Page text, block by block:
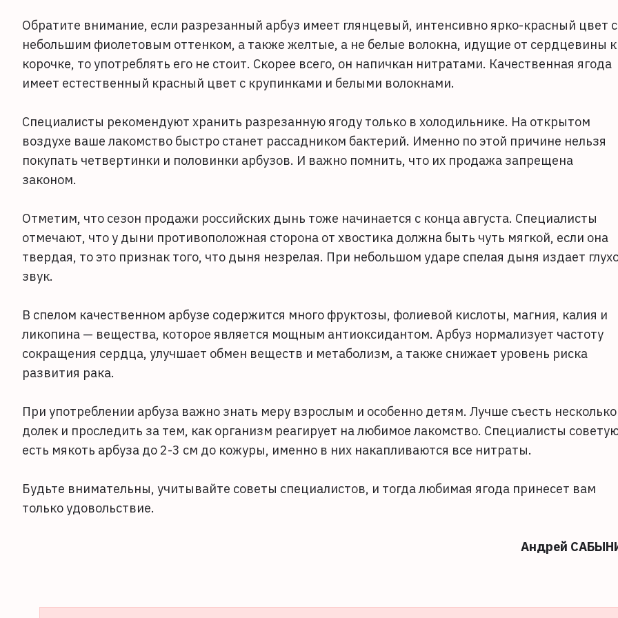
Обратите внимание, если разрезанный арбуз имеет глянцевый, интенсивно ярко-красный цвет с
небольшим фиолетовым оттенком, а также желтые, а не белые волокна, идущие от сердцевины к
корочке, то употреблять его не стоит. Скорее всего, он напичкан нитратами. Качественная ягода
имеет естественный красный цвет с крупинками и белыми волокнами.
Специалисты рекомендуют хранить разрезанную ягоду только в холодильнике. На открытом
воздухе ваше лакомство быстро станет рассадником бактерий. Именно по этой причине нельзя
покупать четвертинки и половинки арбузов. И важно помнить, что их продажа запрещена
законом.
Отметим, что сезон продажи российских дынь тоже начинается с конца августа. Специалисты
отмечают, что у дыни противоположная сторона от хвостика должна быть чуть мягкой, если она
твердая, то это признак того, что дыня незрелая. При небольшом ударе спелая дыня издает
звук.
В спелом качественном арбузе содержится много фруктозы, фолиевой кислоты, магния, калия и
ликопина — вещества, которое является мощным антиоксидантом. Арбуз нормализует частоту
сокращения сердца, улучшает обмен веществ и метаболизм, а также снижает уровень риска
развития рака.
При употреблении арбуза важно знать меру взрослым и особенно детям. Лучше съесть несколько
долек и проследить за тем, как организм реагирует на любимое лакомство. Специалисты
есть мякоть арбуза до 2-3 см до кожуры, именно в них накапливаются все нитраты.
Будьте внимательны, учитывайте советы специалистов, и тогда любимая ягода принесет вам
только удовольствие.
Андрей